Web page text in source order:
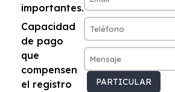
importantes.
Capacidad
de pago
que
compensen
el registro
PARTICULAR